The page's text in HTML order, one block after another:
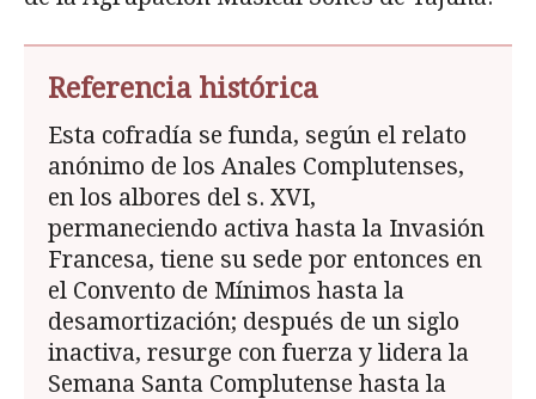
Referencia histórica
Esta cofradía se funda, según el relato
anónimo de los Anales Complutenses,
en los albores del s. XVI,
permaneciendo activa hasta la Invasión
Francesa, tiene su sede por entonces en
el Convento de Mínimos hasta la
desamortización; después de un siglo
inactiva, resurge con fuerza y lidera la
Semana Santa Complutense hasta la